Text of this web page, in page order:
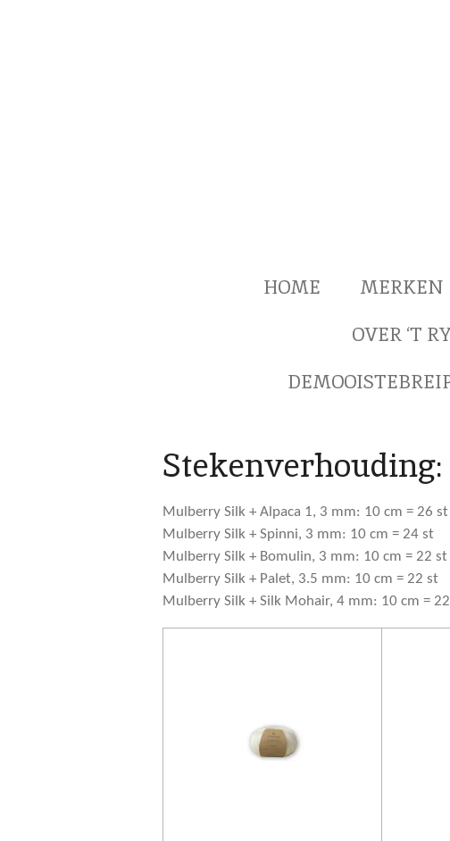
HOME MERKEN
OVER ‘T
Stekenverhouding:
Mulberry Silk + Alpaca 1, 3 mm: 10 cm = 26 st
Mulberry Silk + Spinni, 3 mm: 10 cm = 24 st
Mulberry Silk + Bomulin, 3 mm: 10 cm = 22 st
Mulberry Silk + Palet, 3.5 mm: 10 cm = 22 st
Mulberry Silk + Silk Mohair, 4 mm: 10 cm =